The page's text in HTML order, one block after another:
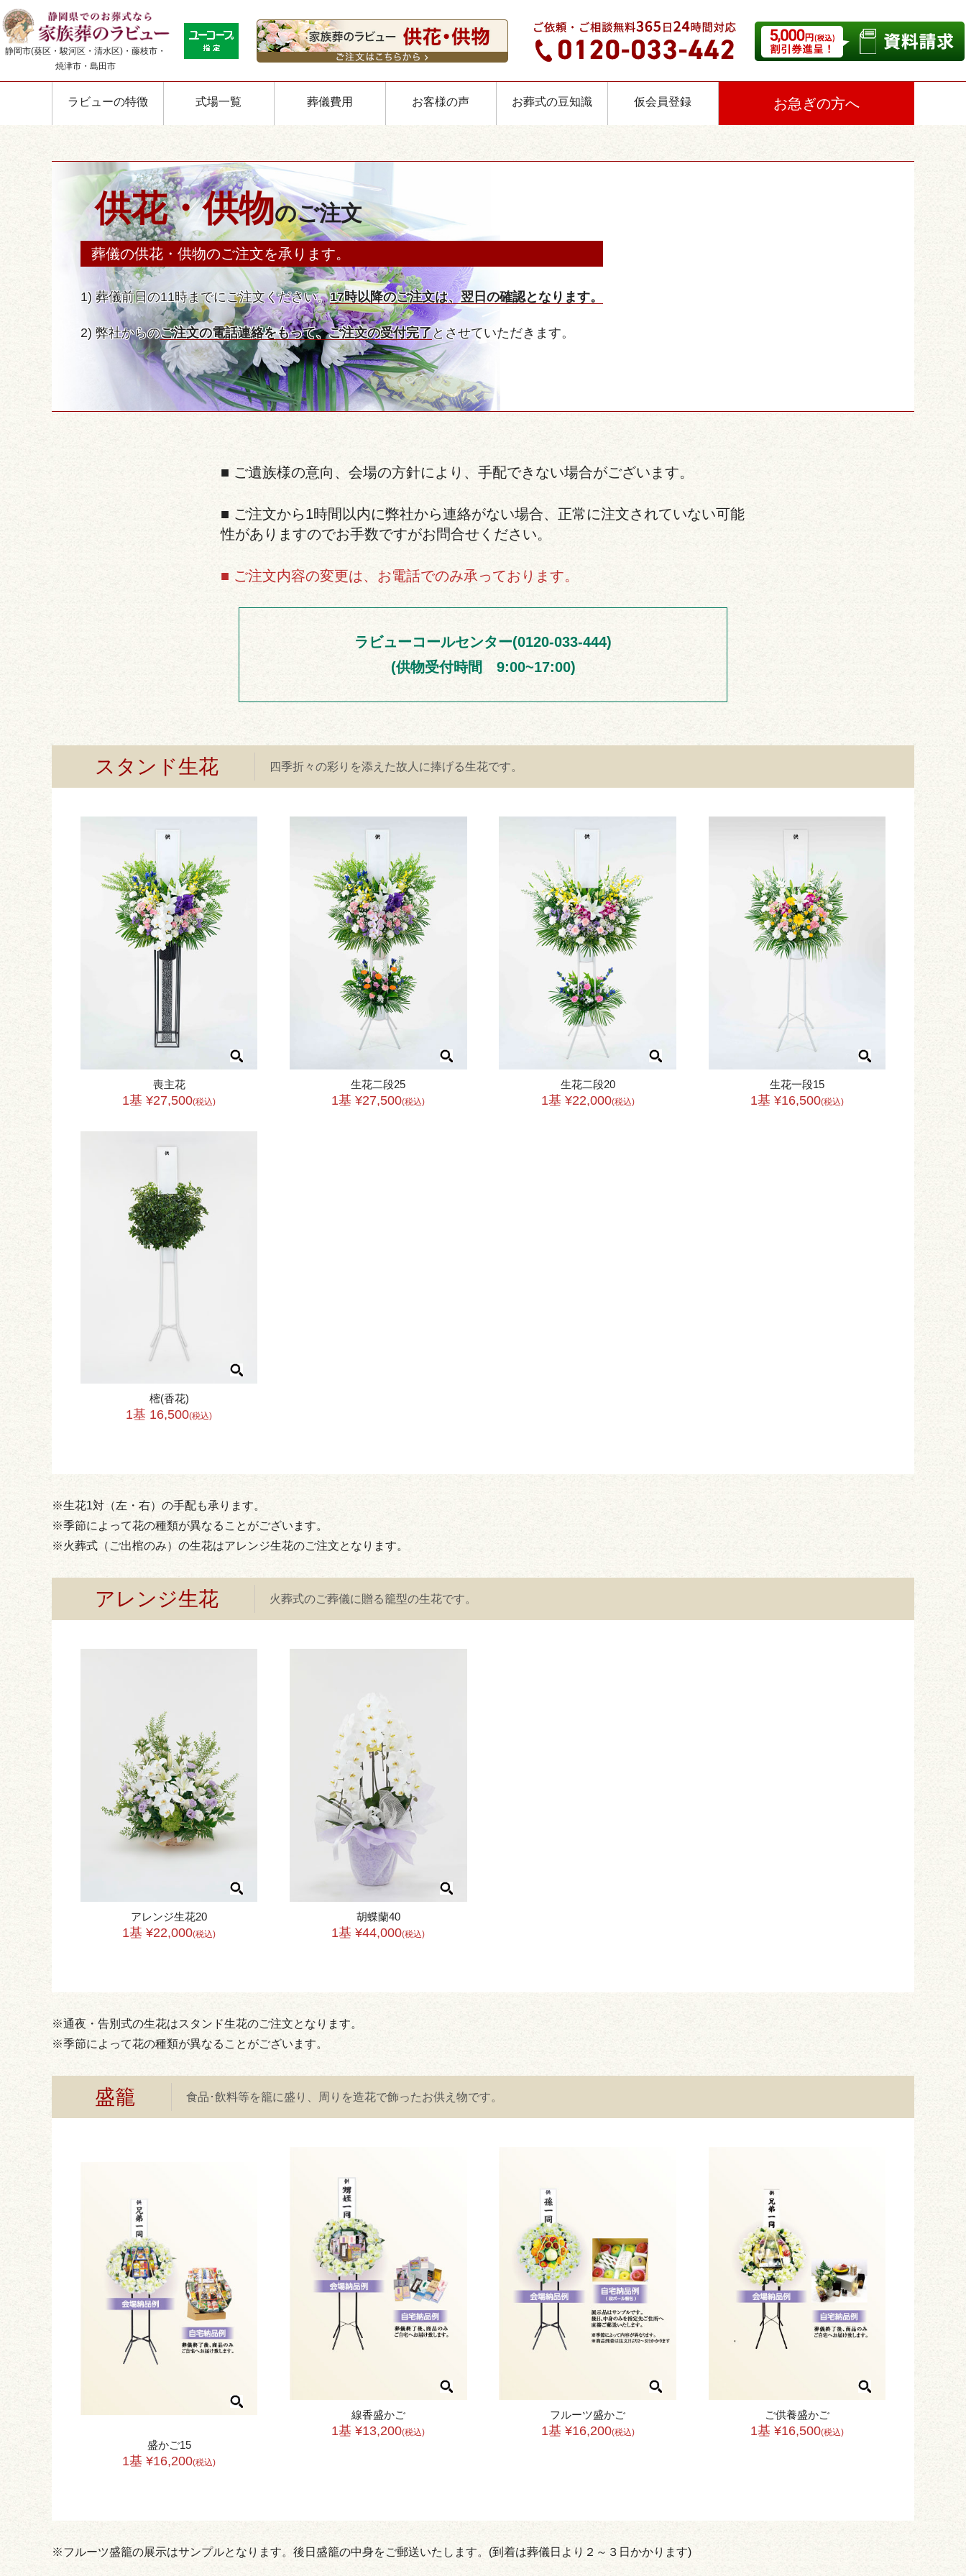
静岡市(葵区・駿河区・清水区)・藤枝市・
焼津市・島田市
ラビューの特徴 式場一覧 葬儀費用 お客様の声 お葬式の豆知識 仮会員登録 お急ぎの方へ
供花・供物のご注文
葬儀の供花・供物のご注文を承ります。
1) 葬儀前日の11時までにご注文ください。17時以降のご注文は、翌日の確認となります。
2) 弊社からのご注文の電話連絡をもって、ご注文の受付完了とさせていただきます。
■ ご遺族様の意向、会場の方針により、手配できない場合がございます。
■ ご注文から1時間以内に弊社から連絡がない場合、正常に注文されていない可能
性がありますのでお手数ですがお問合せください。
■ ご注文内容の変更は、お電話でのみ承っております。
ラビューコールセンター(0120-033-444)
(供物受付時間 9:00~17:00)
スタンド生花 四季折々の彩りを添えた故人に捧げる生花です。
喪主花
1基 ¥27,500(税込)
生花二段25
1基 ¥27,500(税込)
生花二段20
1基 ¥22,000(税込)
生花一段15
1基 ¥16,500(税込)
樒(香花)
1基 16,500(税込)
※生花1対（左・右）の手配も承ります。
※季節によって花の種類が異なることがございます。
※火葬式（ご出棺のみ）の生花はアレンジ生花のご注文となります。
アレンジ生花 火葬式のご葬儀に贈る籠型の生花です。
アレンジ生花20
1基 ¥22,000(税込)
胡蝶蘭40
1基 ¥44,000(税込)
※通夜・告別式の生花はスタンド生花のご注文となります。
※季節によって花の種類が異なることがございます。
盛籠 食品･飲料等を籠に盛り、周りを造花で飾ったお供え物です。
盛かご15
1基 ¥16,200(税込)
線香盛かご
1基 ¥13,200(税込)
フルーツ盛かご
1基 ¥16,200(税込)
ご供養盛かご
1基 ¥16,500(税込)
※フルーツ盛籠の展示はサンプルとなります。後日盛籠の中身をご郵送いたします。(到着は葬儀日より２～３日かかります)